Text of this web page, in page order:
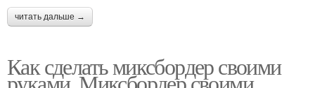
читать дальше →
Как сделать миксбордер своими